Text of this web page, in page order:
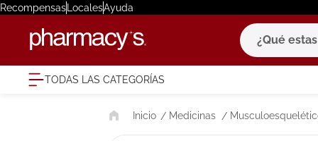
RecompensasLocalesAyuda
¿Qué estas
TODAS LAS CATEGORÍAS
Medicinas 1. eucerin